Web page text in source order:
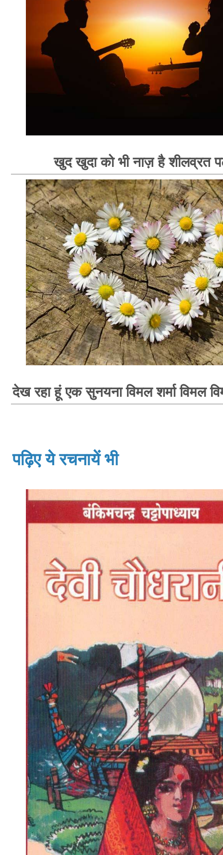
खुद खुदा को भी नाज़ है शीलव्रत
देख रहा हूं एक सुनयना विमल शर्मा विमल
पढ़िए ये रचनायें भी